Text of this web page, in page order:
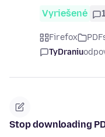
Vyriešené
Firefox
TyDraniu
Stop downloading